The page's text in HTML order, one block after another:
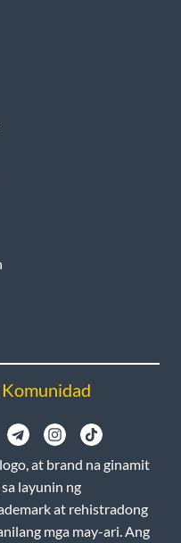
at brand na ginamit
layunin ng
at rehistradong
mga may-ari. Ang